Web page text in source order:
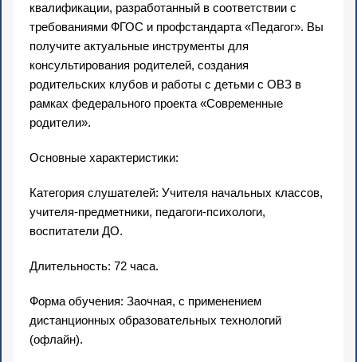
квалификации, разработанный в соответствии с
требованиями ФГОС и профстандарта «Педагог». Вы
получите актуальные инструменты для
консультирования родителей, создания
родительских клубов и работы с детьми с ОВЗ в
рамках федерального проекта «Современные
родители».
Основные характеристики:
Категория слушателей: Учителя начальных классов,
учителя-предметники, педагоги-психологи,
воспитатели ДО.
Длительность: 72 часа.
Форма обучения: Заочная, с применением
дистанционных образовательных технологий
(офлайн).